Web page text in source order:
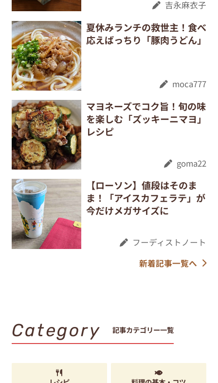
吉永麻衣子
夏休みランチの救世主！食べ
応えばっちり「豚肉うどん」
moca777
マヨネーズでコク旨！旬の味
を楽しむ「ズッキーニマヨ」
レシピ
goma22
【ローソン】値段はそのま
ま！「アイスカフェラテ」が
今だけメガサイズに
フーディストノート
新着記事一覧へ
Category 記事カテゴリー一覧